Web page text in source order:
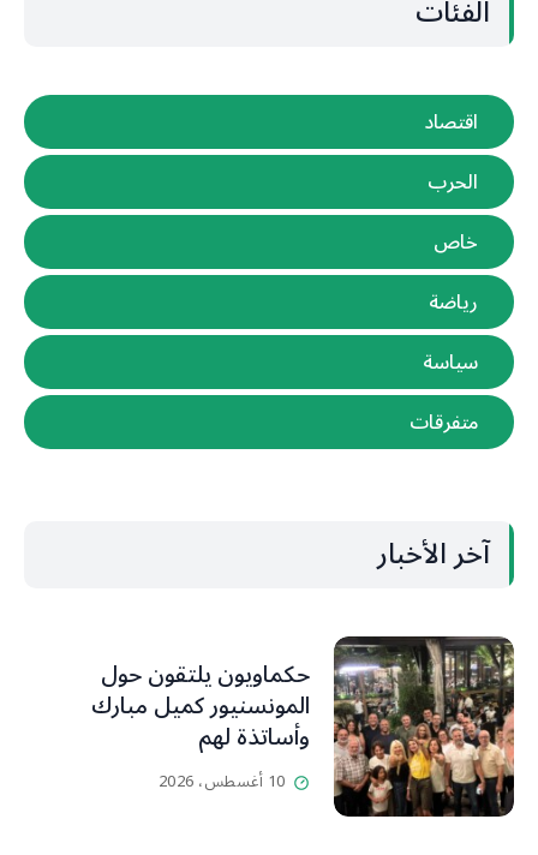
الفئات
اقتصاد
الحرب
خاص
رياضة
سياسة
متفرقات
آخر الأخبار
حكماويون يلتقون حول
المونسنيور كميل مبارك
وأساتذة لهم
10 أغسطس، 2026